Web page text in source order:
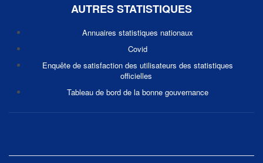
AUTRES STATISTIQUES
Annuaires statistiques nationaux
Covid
Enquête de satisfaction des utilisateurs des statistiques
officielles
Tableau de bord de la bonne gouvernance